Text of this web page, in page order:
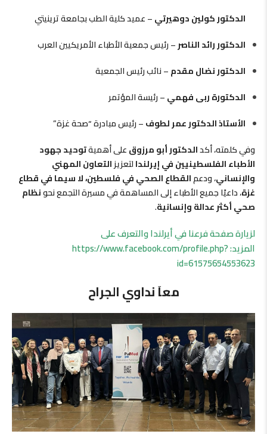
الدكتور كولين دوهيرتي– عميد كلية الطب بجامعة ترينيتي
الدكتور رائد الناصر– رئيس جمعية الأطباء الأمريكيين العرب
الدكتور نضال مقدم– نائب رئيس الجمعية
الدكتورة ربى فهمي– رئيسة المؤتمر
الأستاذ الدكتور عمر لطوف– رئيس مبادرة “صحة غزة”
وفي كلمته، أكدالدكتور أبو مرزوقعلى أهميةتوحيد جهود
الأطباء الفلسطينيين في إيرلندالتعزيزالتعاون المهني
والإنساني، ودعمالقطاع الصحي في فلسطين، لا سيما في قطاع
غزة، داعيًا جميع الأطباء إلى المساهمة في مسيرة التجمع نحونظام
صحي أكثر عدالة وإنسانية.
لزيارة صفحة فرعنا في أيرلندا والتعرف على
المزيد:https://www.facebook.com/profile.php?
id=61575654553623
معاَ نداوي الجراح